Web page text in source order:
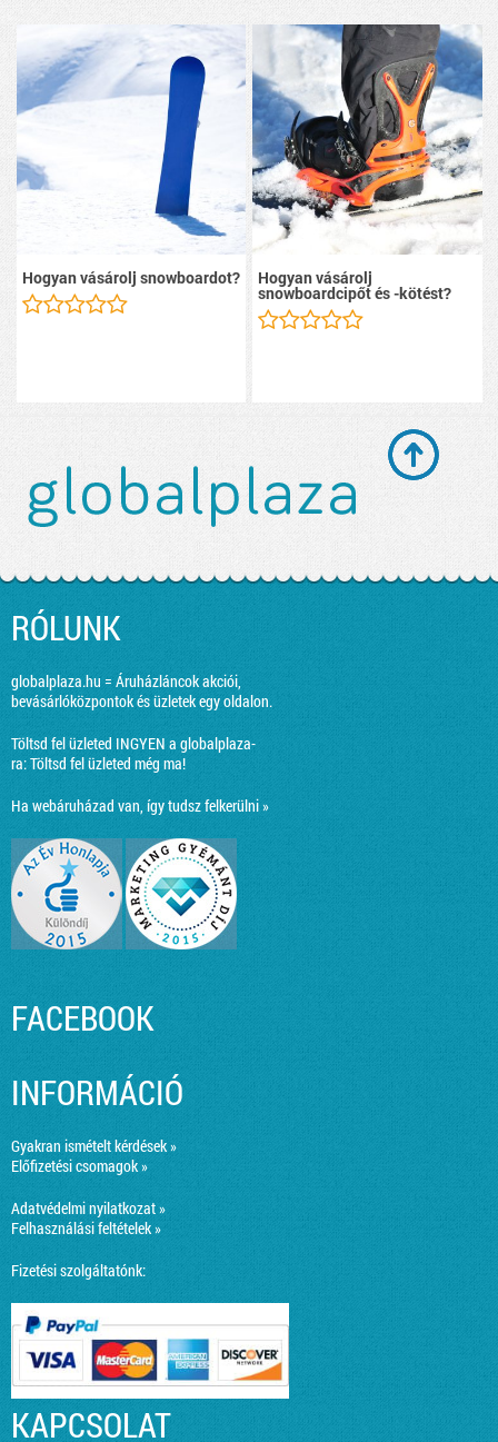
Hogyan vásárolj snowboardot? Hogyan vásárolj
snowboardcipőt és -kötést?
RÓLUNK
globalplaza.hu = Áruházláncok akciói,
bevásárlóközpontok és üzletek egy oldalon.
Töltsd fel üzleted INGYEN a globalplaza-
ra:Töltsd fel üzleted még ma!
Ha webáruházad van, így tudsz felkerülni »
FACEBOOK
INFORMÁCIÓ
Gyakran ismételt kérdések »
Előfizetési csomagok »
Adatvédelmi nyilatkozat »
Felhasználási feltételek »
Fizetési szolgáltatónk:
KAPCSOLAT